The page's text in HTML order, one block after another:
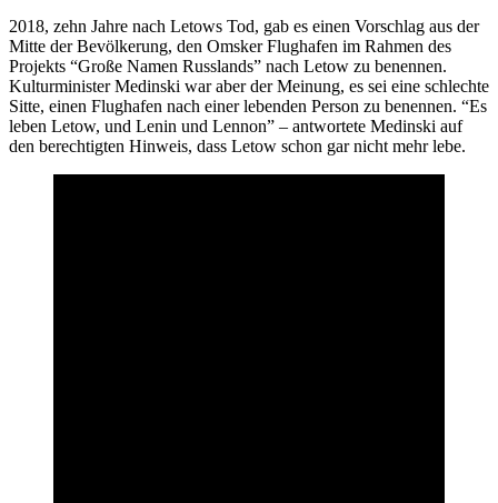
2018, zehn Jahre nach Letows Tod, gab es einen Vorschlag aus der
Mitte der Bevölkerung, den Omsker Flughafen im Rahmen des
Projekts “Große Namen Russlands” nach Letow zu benennen.
Kulturminister Medinski war aber der Meinung, es sei eine schlechte
Sitte, einen Flughafen nach einer lebenden Person zu benennen. “Es
leben Letow, und Lenin und Lennon” – antwortete Medinski auf
den berechtigten Hinweis, dass Letow schon gar nicht mehr lebe.